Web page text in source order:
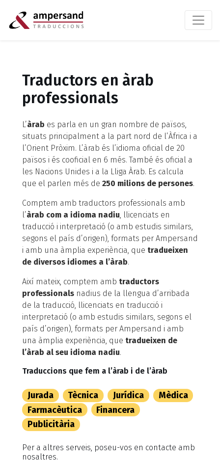
Traductors en àrab
professionals
L’àrab es parla en un gran nombre de països,
situats principalment a la part nord de l’Àfrica i a
l’Orient Pròxim. L’àrab és l’idioma oficial de 20
països i és cooficial en 6 més. També és oficial a
les Nacions Unides i a la Lliga Àrab. Es calcula
que el parlen més de 250 milions de persones.
Comptem amb traductors professionals amb
l’àrab com a idioma nadiu, llicenciats en
traducció i interpretació (o amb estudis similars,
segons el país d’origen), formats per Ampersand
i amb una àmplia experiència, que tradueixen
de diversos idiomes a l’àrab.
Així mateix, comptem amb traductors
professionals nadius de la llengua d’arribada
de la traducció, llicenciats en traducció i
interpretació (o amb estudis similars, segons el
país d’origen), formats per Ampersand i amb
una àmplia experiència, que tradueixen de
l’àrab al seu idioma nadiu.
Traduccions que fem a l’àrab i de l’àrab
Jurada Tècnica Jurídica
Mèdica
Farmacèutica
Financera
Publicitària
Per a altres serveis, poseu-vos en contacte amb
nosaltres.